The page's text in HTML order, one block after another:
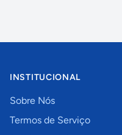
INSTITUCIONAL
Sobre Nós
Termos de Serviço